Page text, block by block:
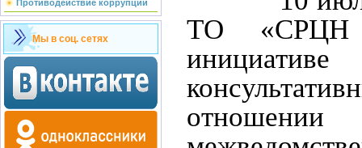
Противодействие коррупции
Мы в соц. сетях
ТО «СРЦН
отношении